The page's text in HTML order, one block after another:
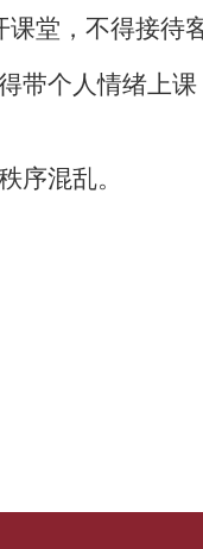
堂，不得接待客
个人情绪上课
序混乱。